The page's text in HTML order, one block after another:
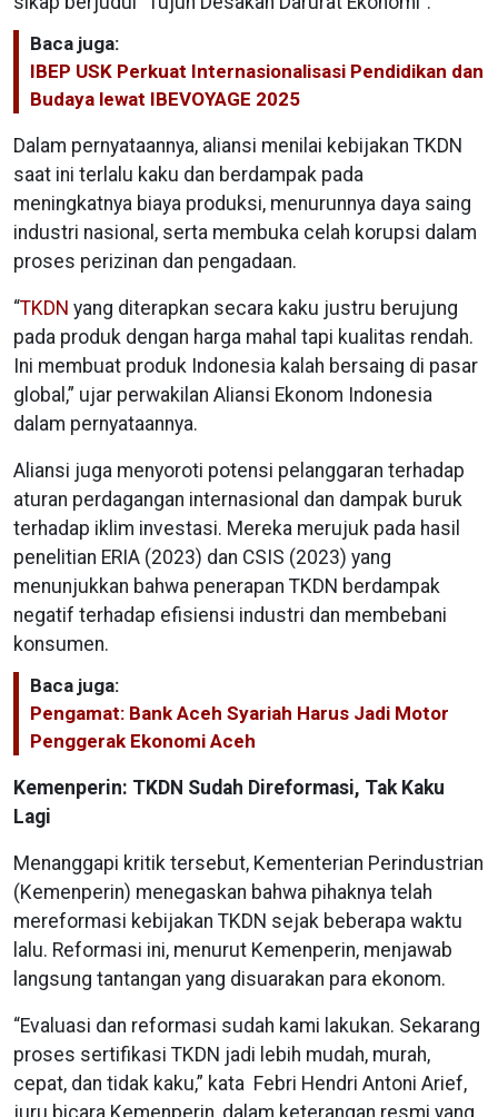
Baca juga:
IBEP USK Perkuat Internasionalisasi Pendidikan dan
Budaya lewat IBEVOYAGE 2025
Dalam pernyataannya, aliansi menilai kebijakan TKDN
saat ini terlalu kaku dan berdampak pada
meningkatnya biaya produksi, menurunnya daya saing
industri nasional, serta membuka celah korupsi dalam
proses perizinan dan pengadaan.
“TKDN yang diterapkan secara kaku justru berujung
pada produk dengan harga mahal tapi kualitas rendah.
Ini membuat produk Indonesia kalah bersaing di pasar
global,” ujar perwakilan Aliansi Ekonom Indonesia
dalam pernyataannya.
Aliansi juga menyoroti potensi pelanggaran terhadap
aturan perdagangan internasional dan dampak buruk
terhadap iklim investasi. Mereka merujuk pada hasil
penelitian ERIA (2023) dan CSIS (2023) yang
menunjukkan bahwa penerapan TKDN berdampak
negatif terhadap efisiensi industri dan membebani
konsumen.
Baca juga:
Pengamat: Bank Aceh Syariah Harus Jadi Motor
Penggerak Ekonomi Aceh
Kemenperin: TKDN Sudah Direformasi, Tak Kaku
Lagi
Menanggapi kritik tersebut, Kementerian Perindustrian
(Kemenperin) menegaskan bahwa pihaknya telah
mereformasi kebijakan TKDN sejak beberapa waktu
lalu. Reformasi ini, menurut Kemenperin, menjawab
langsung tantangan yang disuarakan para ekonom.
“Evaluasi dan reformasi sudah kami lakukan. Sekarang
proses sertifikasi TKDN jadi lebih mudah, murah,
cepat, dan tidak kaku,” kata Febri Hendri Antoni Arief,